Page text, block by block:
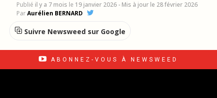
Publié il y a 7 mois le 19 janvier 2026 - Mis à jour le 28 février 2026
ParAurélien BERNARD
Suivre Newsweed sur Google
ABONNEZ-VOUS À NEWSWEED